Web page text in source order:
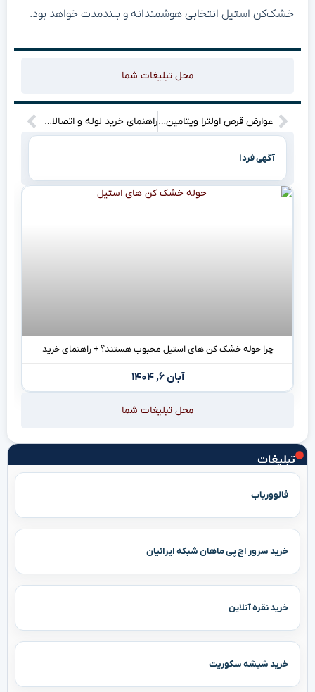
تبلیغات
فالووریاب
خرید سرور اچ پی ماهان شبکه ایرانیان
خرید نقره آنلاین
خرید شیشه سکوریت
خشک‌کن استیل انتخابی هوشمندانه و بلندمدت خواهد بود.
محل تبلیغات شما
عوارض قرص اولترا ویتامین ث ضروری و شگفت‌انگیز برای سلامت شما راهنمای خرید لوله و اتصالات فاضلابی
آگهی فردا
چرا حوله خشک کن های استیل محبوب هستند؟ + راهنمای خرید
آبان ۶, ۱۴۰۴
محل تبلیغات شما